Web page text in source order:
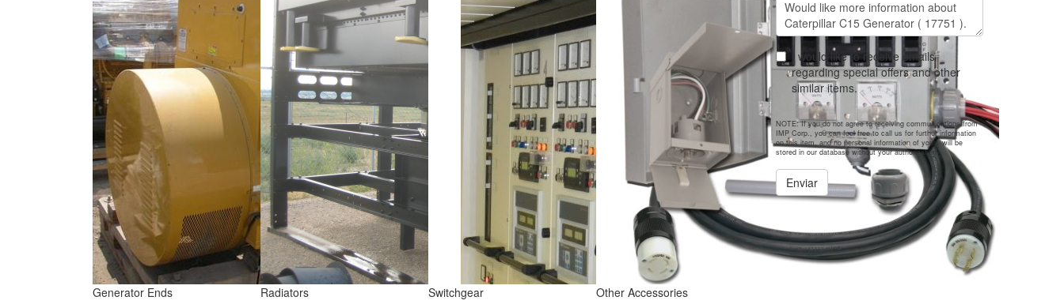
Generator Ends Radiators Switchgear Other Accessories
I would like to receive emails
regarding special offers and other
similar items.
NOTE: If you do not agree to receiving communications from
IMP Corp., you can feel free to call us for further information
on this item, and no personal information of yours will be
stored in our database without your authorization.
Enviar